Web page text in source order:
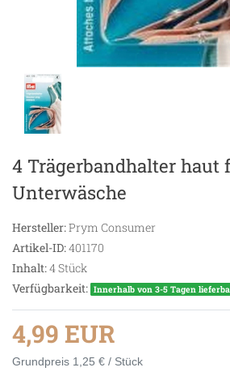
4 Trägerbandhalter haut
Unterwäsche
Hersteller:Prym Consumer
Artikel-ID:401170
Inhalt:4Stück
Verfügbarkeit: Innerhalb von 3-5 Tagen
4,99 EUR
Grundpreis 1,25 € / Stück